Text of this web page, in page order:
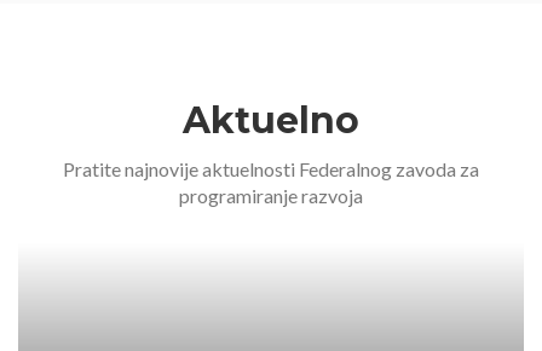
Aktuelno
Pratite najnovije aktuelnosti Federalnog zavoda za
programiranje razvoja